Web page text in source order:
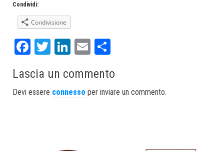
Condividi:
Condivisione
Fa
bo
ok
T
tt
er
Li
ed
In
E
ail re
Lascia un commento
Devi essere connesso per inviare un commento.